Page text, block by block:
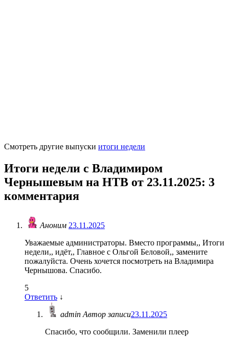
Смотреть другие выпуски итоги недели
Итоги недели с Владимиром
Чернышевым на НТВ от 23.11.2025: 3
комментария
Аноним 23.11.2025
Уважаемые администраторы. Вместо программы,, Итоги
недели,, идёт,, Главное с Ольгой Беловой,, замените
пожалуйста. Очень хочется посмотреть на Владимира
Чернышова. Спасибо.
5
Ответить ↓
adminАвтор записи23.11.2025
Спасибо, что сообщили. Заменили плеер